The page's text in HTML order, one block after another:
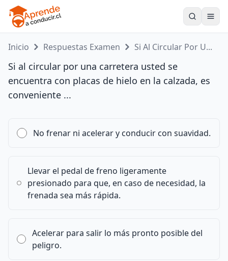
Inicio Respuestas Examen Si Al Circular Por U...
Si al circular por una carretera usted se
encuentra con placas de hielo en la calzada, es
conveniente ...
No frenar ni acelerar y conducir con suavidad.
Llevar el pedal de freno ligeramente
presionado para que, en caso de necesidad, la
frenada sea más rápida.
Acelerar para salir lo más pronto posible del
peligro.